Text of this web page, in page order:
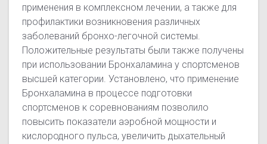
применения в комплексном лечении, а также для
профилактики возникновения различных
заболеваний бронхо-легочной системы.
Положительные результаты были также получены
при использовании Бронхаламина у спортсменов
высшей категории. Установлено, что применение
Бронхаламина в процессе подготовки
спортсменов к соревнованиям позволило
повысить показатели аэробной мощности и
кислородного пульса, увеличить дыхательный